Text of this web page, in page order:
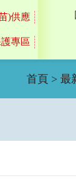
)供應
專區
首頁 > 最